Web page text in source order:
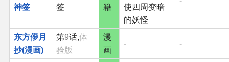
神签 签 籍
使四周变暗
的妖怪
东方儚月
抄(漫画)
第9话,体
验版
漫
画
- -